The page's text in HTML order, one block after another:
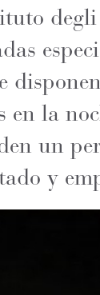
en la
un
y